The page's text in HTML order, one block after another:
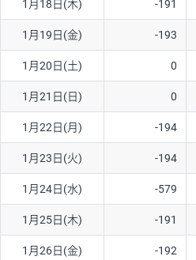
1月18日(木) -191
1月19日(金) -193
1月20日(土) 0
1月21日(日) 0
1月22日(月) -194
1月23日(火) -194
1月24日(水) -579
1月25日(木) -191
1月26日(金) -192